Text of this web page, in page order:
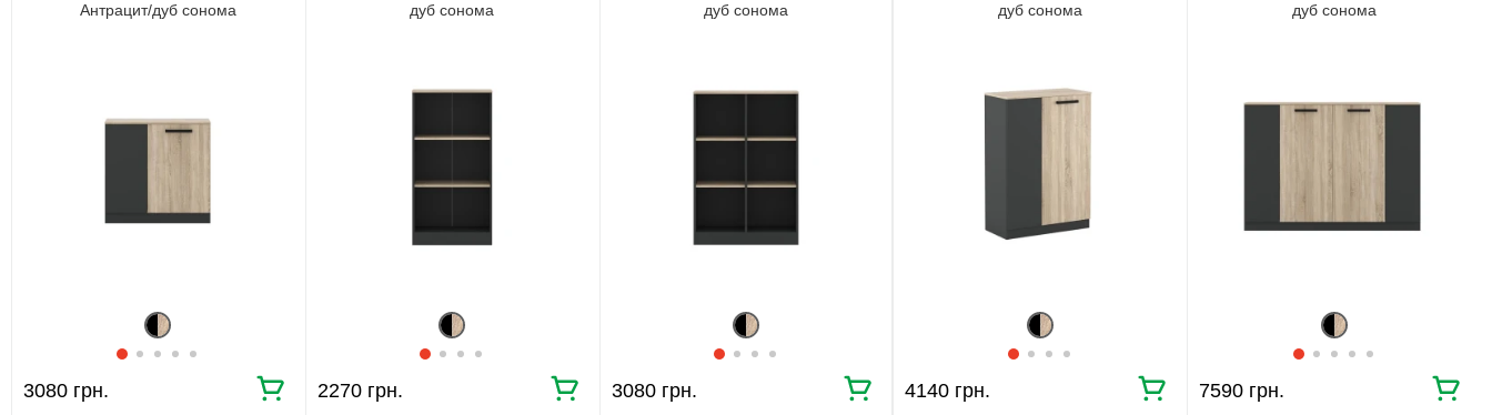
Антрацит/дуб сонома
3080 грн.
дуб сонома
2270 грн.
дуб сонома
3080 грн.
дуб сонома
4140 грн.
дуб сонома
7590 грн.